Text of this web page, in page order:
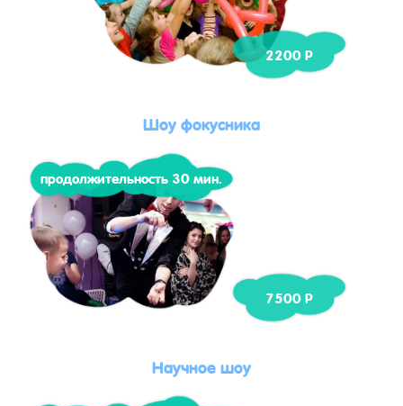
2200 Р
Шоу фокусника
продолжительность 30 мин.
7500 Р
Научное шоу